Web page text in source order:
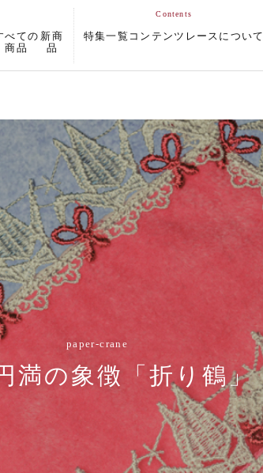
べての
商品
新商
品
特集一覧 コンテンツ レースについて
paper-crane
満の象徴「折り鶴」